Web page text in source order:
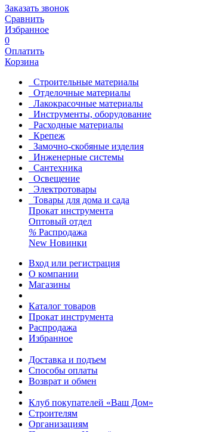
Заказать звонок
Сравнить
Избранное
0
Оплатить
Корзина
Строительные материалы
Отделочные материалы
Лакокрасочные материалы
Инструменты, оборудование
Расходные материалы
Крепеж
Замочно-скобяные изделия
Инженерные системы
Сантехника
Освещение
Электротовары
Товары для дома и сада
Прокат инструмента
Оптовый отдел
% Распродажа
New Новинки
Вход или регистрация
О компании
Магазины
Каталог товаров
Прокат инструмента
Распродажа
Избранное
Доставка и подъем
Способы оплаты
Возврат и обмен
Клуб покупателей «Ваш Дом»
Строителям
Организациям